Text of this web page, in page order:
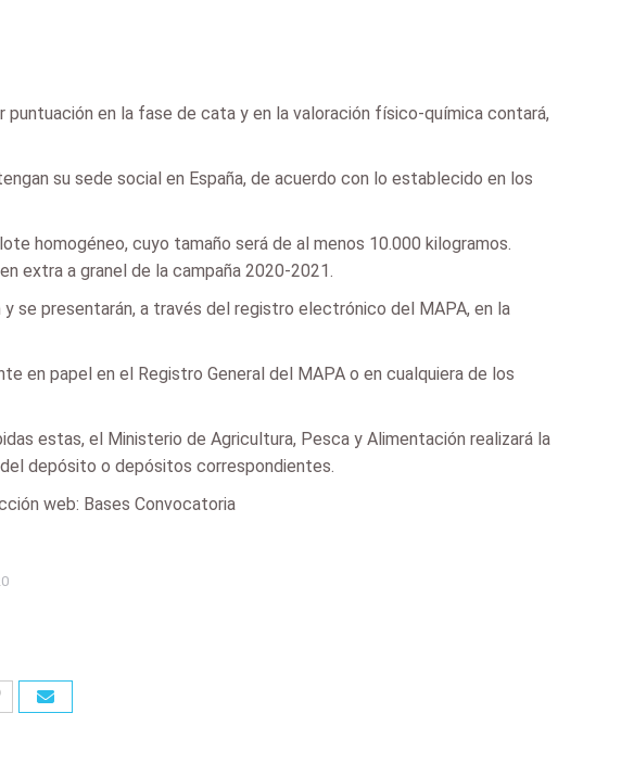
en la fase de cata y en la valoración físico-química contará,
su sede social en España, de acuerdo con lo establecido en los
homogéneo, cuyo tamaño será de al menos 10.000 kilogramos.
extra a granel de la campaña 2020-2021.
se presentarán, a través del registro electrónico del MAPA, en la
en papel en el Registro General del MAPA o en cualquiera de los
estas, el Ministerio de Agricultura, Pesca y Alimentación realizará la
depósito o depósitos correspondientes.
web: Bases Convocatoria